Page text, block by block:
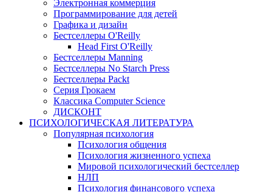
Электронная коммерция
Программирование для детей
Графика и дизайн
Бестселлеры O'Reilly
Head First O'Reilly
Бестселлеры Manning
Бестселлеры No Starch Press
Бестселлеры Packt
Серия Грокаем
Классика Computer Science
ДИСКОНТ
ПСИХОЛОГИЧЕСКАЯ ЛИТЕРАТУРА
Популярная психология
Психология общения
Психология жизненного успеха
Мировой психологический бестселлер
НЛП
Психология финансового успеха